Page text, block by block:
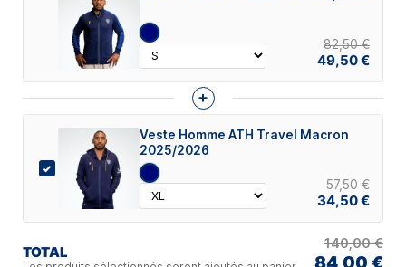
82,50 €
49,50 €
+
Veste Homme ATH Travel Macron
2025/2026
57,50 €
34,50 €
TOTAL
140,00 €
84,00 €